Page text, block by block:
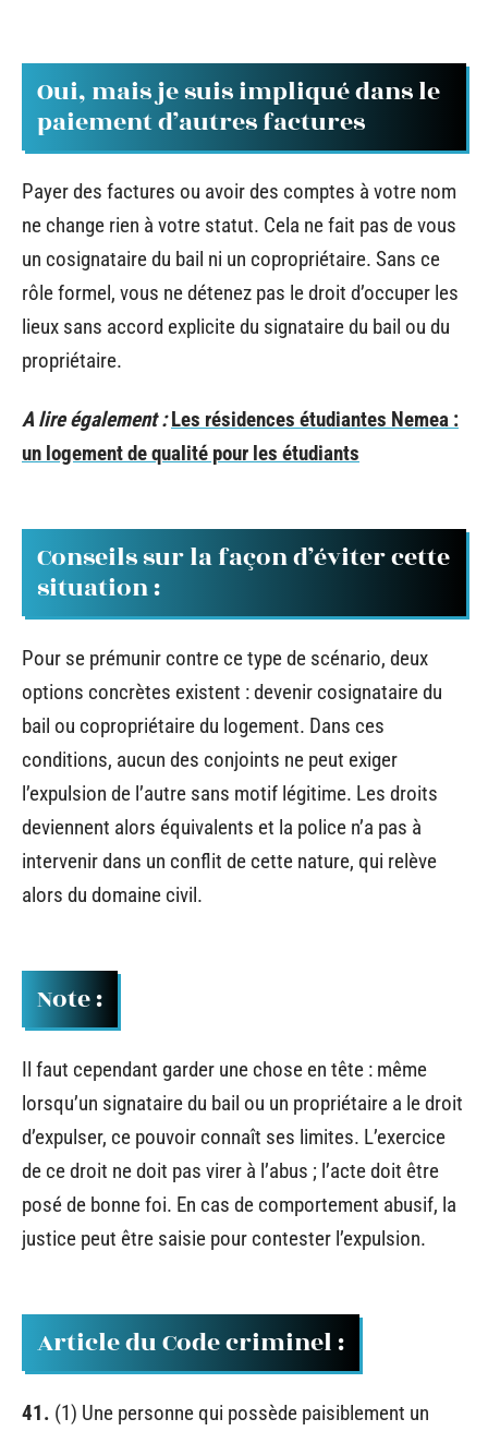
Oui, mais je suis impliqué dans le
paiement d’autres factures
Payer des factures ou avoir des comptes à votre nom
ne change rien à votre statut. Cela ne fait pas de vous
un cosignataire du bail ni un copropriétaire. Sans ce
rôle formel, vous ne détenez pas le droit d’occuper les
lieux sans accord explicite du signataire du bail ou du
propriétaire.
A lire également : Les résidences étudiantes Nemea :
un logement de qualité pour les étudiants
Conseils sur la façon d’éviter cette
situation :
Pour se prémunir contre ce type de scénario, deux
options concrètes existent : devenir cosignataire du
bail ou copropriétaire du logement. Dans ces
conditions, aucun des conjoints ne peut exiger
l’expulsion de l’autre sans motif légitime. Les droits
deviennent alors équivalents et la police n’a pas à
intervenir dans un conflit de cette nature, qui relève
alors du domaine civil.
Note :
Il faut cependant garder une chose en tête : même
lorsqu’un signataire du bail ou un propriétaire a le droit
d’expulser, ce pouvoir connaît ses limites. L’exercice
de ce droit ne doit pas virer à l’abus ; l’acte doit être
posé de bonne foi. En cas de comportement abusif, la
justice peut être saisie pour contester l’expulsion.
Article du Code criminel :
41. (1) Une personne qui possède paisiblement un